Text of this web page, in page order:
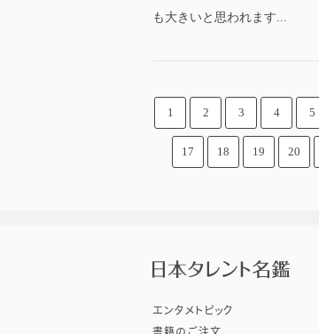
も大きいと思われます...
1 2 3 4 5
17 18 19 20
エンタメトピック
書籍のご注文